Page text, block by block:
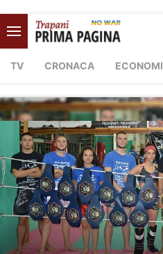
TV CRONACA